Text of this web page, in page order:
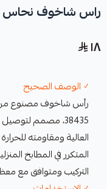
راس شاخوف نحاس CM-38435
١٨
✓ الوصف الصحيح
38435، مصمم
العالية ومقاومته
المتكرر في المطابخ
التركيب ومتوافق مع